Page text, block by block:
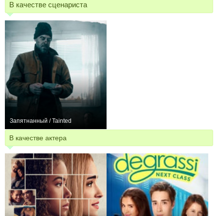
В качестве сценариста
Запятнанный / Tainted
В качестве актера